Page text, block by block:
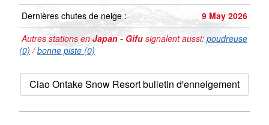
Dernières chutes de neige :
9 May 2026
Autres stations enJapan - Gifu signalent aussi: poudreuse
(0) /bonne piste (0)
Ciao Ontake Snow Resort bulletin d'enneigement